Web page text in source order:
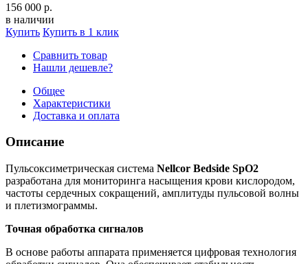
156 000 р.
в наличии
Купить Купить в 1 клик
Сравнить товар
Нашли дешевле?
Общее
Характеристики
Доставка и оплата
Описание
Пульсоксиметрическая система Nellcor Bedside SpO2
разработана для мониторинга насыщения крови кислородом,
частоты сердечных сокращений, амплитуды пульсовой волны
и плетизмограммы.
Точная обработка сигналов
В основе работы аппарата применяется цифровая технология